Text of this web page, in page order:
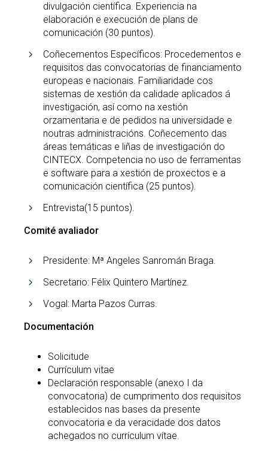
divulgación científica. Experiencia na
elaboración e execución de plans de
comunicación (30 puntos).
Coñecementos Específicos: Procedementos e
requisitos das convocatorias de financiamento
europeas e nacionais. Familiaridade cos
sistemas de xestión da calidade aplicados á
investigación, así como na xestión
orzamentaria e de pedidos na universidade e
noutras administracións. Coñecemento das
áreas temáticas e liñas de investigación do
CINTECX. Competencia no uso de ferramentas
e software para a xestión de proxectos e a
comunicación científica (25 puntos).
Entrevista(15 puntos).
Comité avaliador
Presidente: Mª Angeles Sanromán Braga.
Secretario: Félix Quintero Martínez.
Vogal: Marta Pazos Curras.
Documentación
Solicitude
Currículum vitae
Declaración responsable (anexo I da
convocatoria) de cumprimento dos requisitos
establecidos nas bases da presente
convocatoria e da veracidade dos datos
achegados no currículum vítae.